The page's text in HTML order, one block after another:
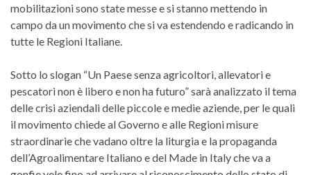
mobilitazioni sono state messe e si stanno mettendo in
campo da un movimento che si va estendendo e radicando in
tutte le Regioni Italiane.
Sotto lo slogan “Un Paese senza agricoltori, allevatori e
pescatori non è libero e non ha futuro” sarà analizzato il tema
delle crisi aziendali delle piccole e medie aziende, per le quali
il movimento chiede al Governo e alle Regioni misure
straordinarie che vadano oltre la liturgia e la propaganda
dell’Agroalimentare Italiano e del Made in Italy che va a